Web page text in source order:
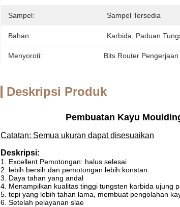
Sampel: Sampel Tersedia
Bahan: Karbida, Paduan
Menyoroti: Bits Router Pengerjaan
Deskripsi Produk
Pembuatan Kayu
Catatan: Semua ukuran dapat disesuaikan
Deskripsi:
1. Excellent Pemotongan: halus selesai
2. lebih bersih dan pemotongan lebih konstan.
3. Daya tahan yang andal
4. Menampilkan kualitas tinggi tungsten karbida ujung
5. tepi yang lebih tahan lama, membuat pengolahan
6. Setelah pelayanan slae